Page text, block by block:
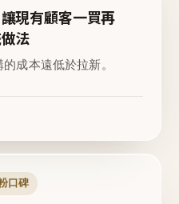
現有顧客一買再
法
成本遠低於拉新。
口碑